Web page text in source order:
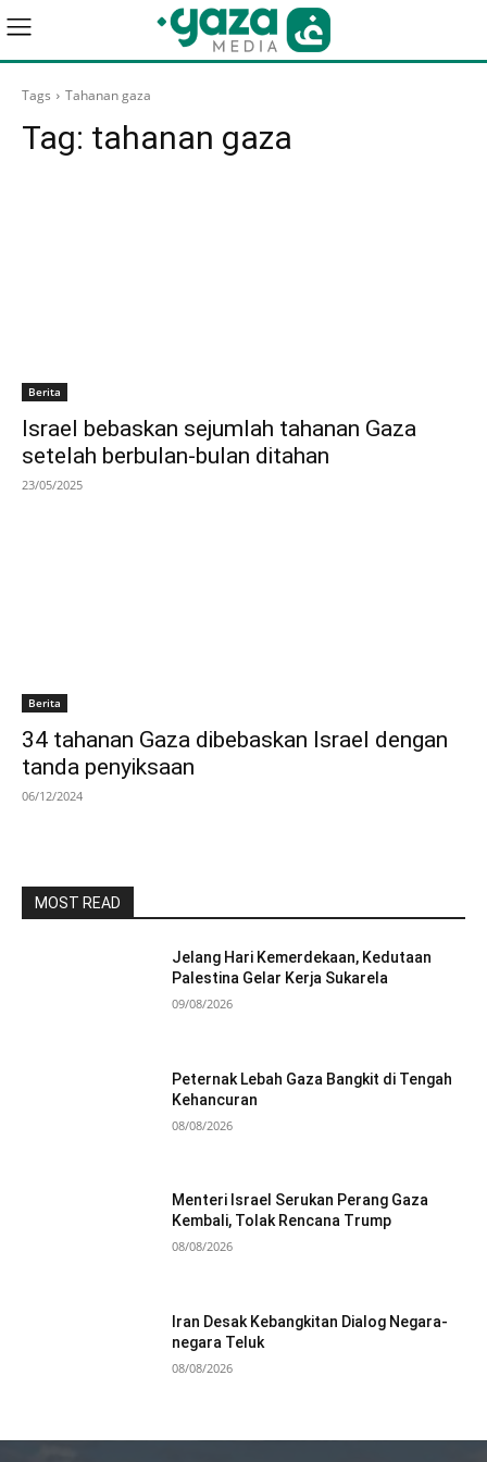
Tags Tahanan gaza
Tag: tahanan gaza
Berita
Israel bebaskan sejumlah tahanan Gaza
setelah berbulan-bulan ditahan
23/05/2025
Berita
34 tahanan Gaza dibebaskan Israel dengan
tanda penyiksaan
06/12/2024
MOST READ
Jelang Hari Kemerdekaan, Kedutaan
Palestina Gelar Kerja Sukarela
09/08/2026
Peternak Lebah Gaza Bangkit di Tengah
Kehancuran
08/08/2026
Menteri Israel Serukan Perang Gaza
Kembali, Tolak Rencana Trump
08/08/2026
Iran Desak Kebangkitan Dialog Negara-
negara Teluk
08/08/2026